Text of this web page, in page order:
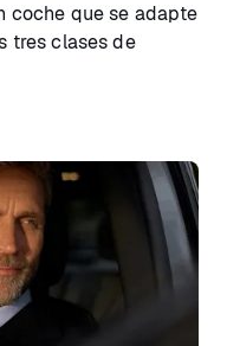
coche que se adapte
tres clases de